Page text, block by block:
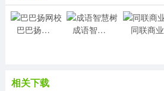
巴巴扬网校 成语智慧树 同联商业
相关下载